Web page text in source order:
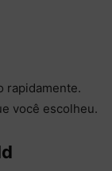
rapidamente.
você escolheu.